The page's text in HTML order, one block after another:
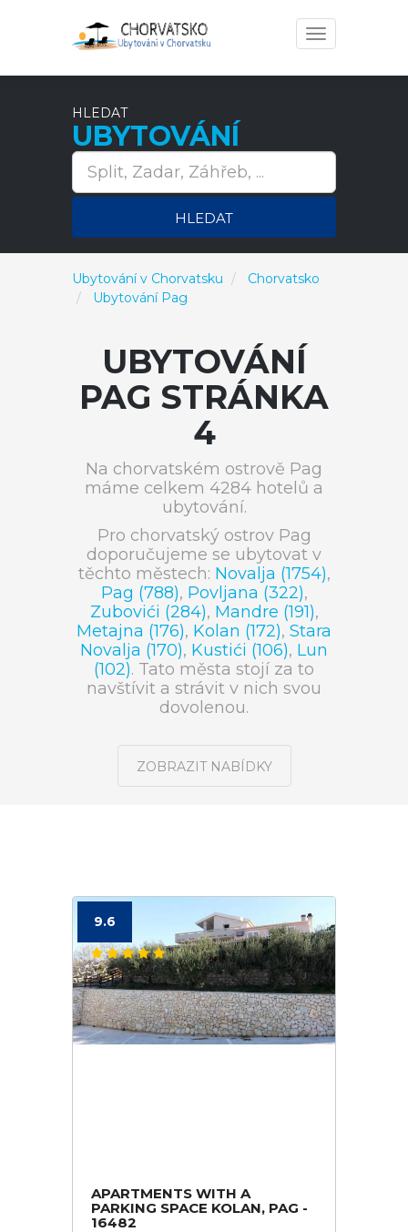
Toggle
navigation
HLEDAT
UBYTOVÁNÍ
HLEDAT
Ubytování v Chorvatsku
Chorvatsko
Ubytování Pag
UBYTOVÁNÍ
PAG STRÁNKA
4
Na chorvatském ostrově Pag
máme celkem 4284 hotelů a
ubytování.
Pro chorvatský ostrov Pag
doporučujeme se ubytovat v
těchto městech: Novalja (1754),
Pag (788), Povljana (322),
Zubovići (284), Mandre (191),
Metajna (176), Kolan (172), Stara
Novalja (170), Kustići (106), Lun
(102). Tato města stojí za to
navštívit a strávit v nich svou
dovolenou.
ZOBRAZIT NABÍDKY
9.6
APARTMENTS WITH A
PARKING SPACE KOLAN, PAG -
16482